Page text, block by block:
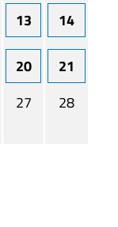
13 14
20
21
27
28